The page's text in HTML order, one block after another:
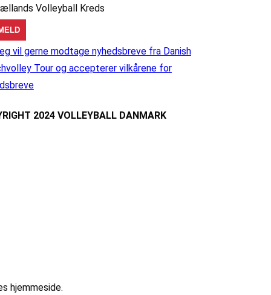
Volleyball Kreds
vil gerne modtage nyhedsbreve fra Danish
Tour og accepterer vilkårene for
2024 VOLLEYBALL DANMARK
hjemmeside.